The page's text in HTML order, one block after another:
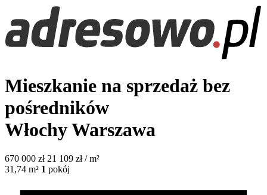
Mieszkanie na sprzedaż bez
pośredników
WłochyWarszawa
670 000 zł 21 109 zł / m²
31,74 m² 1 pokój